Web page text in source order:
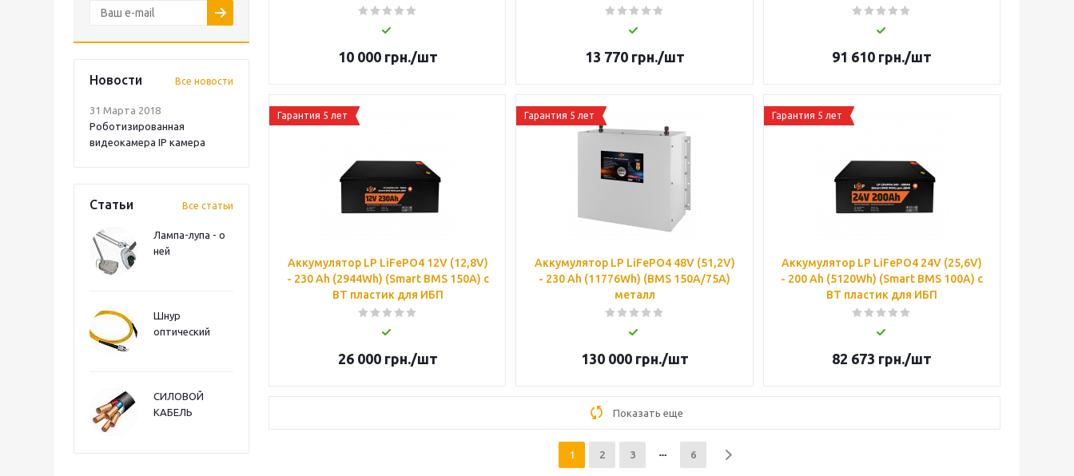
Новости Все новости
31 Марта 2018
Роботизированная
видеокамера IP камера
Статьи Все статьи
Лампа-лупа - о
ней
Шнур
оптический
СИЛОВОЙ
КАБЕЛЬ
10 000грн./шт 13 770грн./шт 91 610 грн./шт
Гарантия 5 лет
Аккумулятор LP LiFePO4 12V (12,8V)
- 230 Ah (2944Wh) (Smart BMS 150А) с
BT пластик для ИБП
26 000грн./шт
Гарантия 5 лет
Аккумулятор LP LiFePO4 48V (51,2V)
- 230 Ah (11776Wh) (BMS 150A/75A)
металл
130 000грн./шт
Гарантия 5 лет
Аккумулятор LP LiFePO4 24V (25,6V)
- 200 Ah (5120Wh) (Smart BMS 100А) с
BT пластик для ИБП
82 673 грн./шт
Показать еще
1 2 3 6